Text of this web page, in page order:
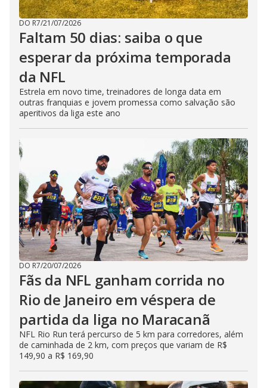
DO R7/21/07/2026
Faltam 50 dias: saiba o que
esperar da próxima temporada
da NFL
Estrela em novo time, treinadores de longa data em
outras franquias e jovem promessa como salvação são
aperitivos da liga este ano
DO R7/20/07/2026
Fãs da NFL ganham corrida no
Rio de Janeiro em véspera de
partida da liga no Maracanã
NFL Rio Run terá percurso de 5 km para corredores, além
de caminhada de 2 km, com preços que variam de R$
149,90 a R$ 169,90